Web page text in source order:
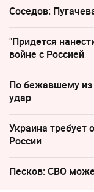
Соседов:
"Придется
войне с Россией
По бежавшему
удар
Украина требует
России
Песков: СВО